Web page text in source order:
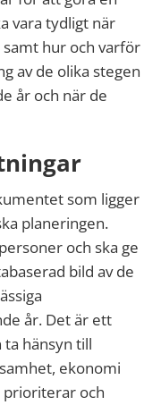
vara tydligt när
hur och varför
av de olika stegen
år och när de
som ligger
planeringen.
och ska ge
bild av de
år. Det är ett
hänsyn till
ekonomi
prioriterar och